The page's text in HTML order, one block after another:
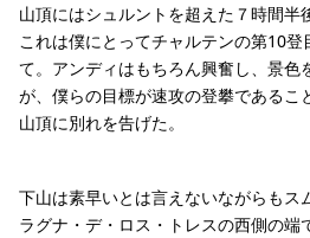
山頂にはシュルントを超えた７時間半
これは僕にとってチャルテンの第10
て。アンディはもちろん興奮し、景色
が、僕らの目標が速攻の登攀であるこ
山頂に別れを告げた。
下山は素早いとは言えないながらもス
ラグナ・デ・ロス・トレスの西側の端